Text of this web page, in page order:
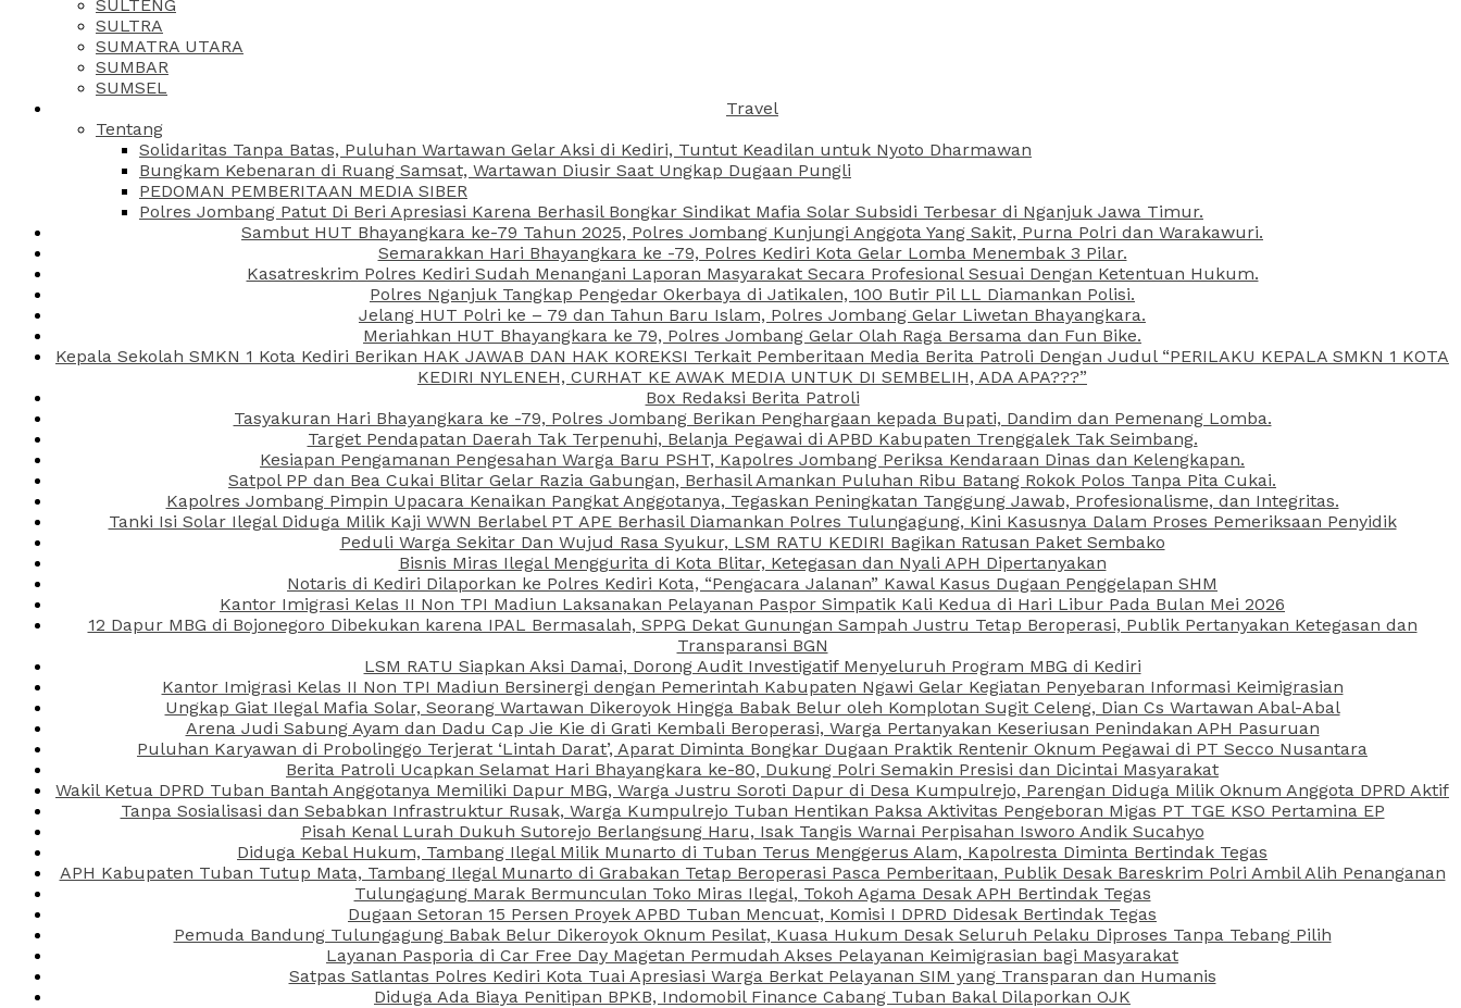
SULTENG
SULTRA
SUMATRA UTARA
SUMBAR
SUMSEL
Travel
Tentang
Solidaritas Tanpa Batas, Puluhan Wartawan Gelar Aksi di Kediri, Tuntut Keadilan untuk Nyoto Dharmawan
Bungkam Kebenaran di Ruang Samsat, Wartawan Diusir Saat Ungkap Dugaan Pungli
PEDOMAN PEMBERITAAN MEDIA SIBER
Polres Jombang Patut Di Beri Apresiasi Karena Berhasil Bongkar Sindikat Mafia Solar Subsidi Terbesar di Nganjuk Jawa Timur.
Sambut HUT Bhayangkara ke-79 Tahun 2025, Polres Jombang Kunjungi Anggota Yang Sakit, Purna Polri dan Warakawuri.
Semarakkan Hari Bhayangkara ke -79, Polres Kediri Kota Gelar Lomba Menembak 3 Pilar.
Kasatreskrim Polres Kediri Sudah Menangani Laporan Masyarakat Secara Profesional Sesuai Dengan Ketentuan Hukum.
Polres Nganjuk Tangkap Pengedar Okerbaya di Jatikalen, 100 Butir Pil LL Diamankan Polisi.
Jelang HUT Polri ke – 79 dan Tahun Baru Islam, Polres Jombang Gelar Liwetan Bhayangkara.
Meriahkan HUT Bhayangkara ke 79, Polres Jombang Gelar Olah Raga Bersama dan Fun Bike.
Kepala Sekolah SMKN 1 Kota Kediri Berikan HAK JAWAB DAN HAK KOREKSI Terkait Pemberitaan Media Berita Patroli Dengan Judul “PERILAKU KEPALA SMKN 1 KOTA
KEDIRI NYLENEH, CURHAT KE AWAK MEDIA UNTUK DI SEMBELIH, ADA APA???”
Box Redaksi Berita Patroli
Tasyakuran Hari Bhayangkara ke -79, Polres Jombang Berikan Penghargaan kepada Bupati, Dandim dan Pemenang Lomba.
Target Pendapatan Daerah Tak Terpenuhi, Belanja Pegawai di APBD Kabupaten Trenggalek Tak Seimbang.
Kesiapan Pengamanan Pengesahan Warga Baru PSHT, Kapolres Jombang Periksa Kendaraan Dinas dan Kelengkapan.
Satpol PP dan Bea Cukai Blitar Gelar Razia Gabungan, Berhasil Amankan Puluhan Ribu Batang Rokok Polos Tanpa Pita Cukai.
Kapolres Jombang Pimpin Upacara Kenaikan Pangkat Anggotanya, Tegaskan Peningkatan Tanggung Jawab, Profesionalisme, dan Integritas.
Tanki Isi Solar Ilegal Diduga Milik Kaji WWN Berlabel PT APE Berhasil Diamankan Polres Tulungagung, Kini Kasusnya Dalam Proses Pemeriksaan Penyidik
Peduli Warga Sekitar Dan Wujud Rasa Syukur, LSM RATU KEDIRI Bagikan Ratusan Paket Sembako
Bisnis Miras Ilegal Menggurita di Kota Blitar, Ketegasan dan Nyali APH Dipertanyakan
Notaris di Kediri Dilaporkan ke Polres Kediri Kota, “Pengacara Jalanan” Kawal Kasus Dugaan Penggelapan SHM
Kantor Imigrasi Kelas II Non TPI Madiun Laksanakan Pelayanan Paspor Simpatik Kali Kedua di Hari Libur Pada Bulan Mei 2026
12 Dapur MBG di Bojonegoro Dibekukan karena IPAL Bermasalah, SPPG Dekat Gunungan Sampah Justru Tetap Beroperasi, Publik Pertanyakan Ketegasan dan
Transparansi BGN
LSM RATU Siapkan Aksi Damai, Dorong Audit Investigatif Menyeluruh Program MBG di Kediri
Kantor Imigrasi Kelas II Non TPI Madiun Bersinergi dengan Pemerintah Kabupaten Ngawi Gelar Kegiatan Penyebaran Informasi Keimigrasian
Ungkap Giat Ilegal Mafia Solar, Seorang Wartawan Dikeroyok Hingga Babak Belur oleh Komplotan Sugit Celeng, Dian Cs Wartawan Abal-Abal
Arena Judi Sabung Ayam dan Dadu Cap Jie Kie di Grati Kembali Beroperasi, Warga Pertanyakan Keseriusan Penindakan APH Pasuruan
Puluhan Karyawan di Probolinggo Terjerat ‘Lintah Darat’, Aparat Diminta Bongkar Dugaan Praktik Rentenir Oknum Pegawai di PT Secco Nusantara
Berita Patroli Ucapkan Selamat Hari Bhayangkara ke-80, Dukung Polri Semakin Presisi dan Dicintai Masyarakat
Wakil Ketua DPRD Tuban Bantah Anggotanya Memiliki Dapur MBG, Warga Justru Soroti Dapur di Desa Kumpulrejo, Parengan Diduga Milik Oknum Anggota DPRD Aktif
Tanpa Sosialisasi dan Sebabkan Infrastruktur Rusak, Warga Kumpulrejo Tuban Hentikan Paksa Aktivitas Pengeboran Migas PT TGE KSO Pertamina EP
Pisah Kenal Lurah Dukuh Sutorejo Berlangsung Haru, Isak Tangis Warnai Perpisahan Isworo Andik Sucahyo
Diduga Kebal Hukum, Tambang Ilegal Milik Munarto di Tuban Terus Menggerus Alam, Kapolresta Diminta Bertindak Tegas
APH Kabupaten Tuban Tutup Mata, Tambang Ilegal Munarto di Grabakan Tetap Beroperasi Pasca Pemberitaan, Publik Desak Bareskrim Polri Ambil Alih Penanganan
Tulungagung Marak Bermunculan Toko Miras Ilegal, Tokoh Agama Desak APH Bertindak Tegas
Dugaan Setoran 15 Persen Proyek APBD Tuban Mencuat, Komisi I DPRD Didesak Bertindak Tegas
Pemuda Bandung Tulungagung Babak Belur Dikeroyok Oknum Pesilat, Kuasa Hukum Desak Seluruh Pelaku Diproses Tanpa Tebang Pilih
Layanan Pasporia di Car Free Day Magetan Permudah Akses Pelayanan Keimigrasian bagi Masyarakat
Satpas Satlantas Polres Kediri Kota Tuai Apresiasi Warga Berkat Pelayanan SIM yang Transparan dan Humanis
Diduga Ada Biaya Penitipan BPKB, Indomobil Finance Cabang Tuban Bakal Dilaporkan OJK